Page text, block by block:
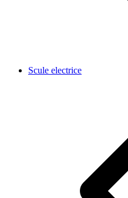
Scule electrice